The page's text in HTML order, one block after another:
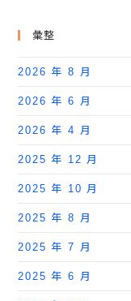
彙整
2026 年 8 月
2026 年 6 月
2026 年 4 月
2025 年 12 月
2025 年 10 月
2025 年 8 月
2025 年 7 月
2025 年 6 月